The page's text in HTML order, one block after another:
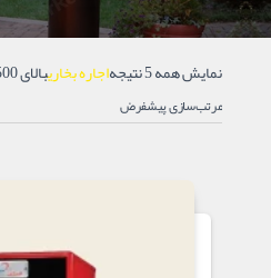
اجاره بخاریبالای 500 مترمکعب نمایش همه 5 نتیجه